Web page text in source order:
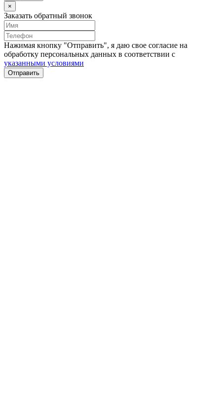
×
Заказать обратный звонок
Нажимая кнопку "Отправить", я даю свое согласие на
обработку персональных данных в соответствии с
указанными условиями
Отправить